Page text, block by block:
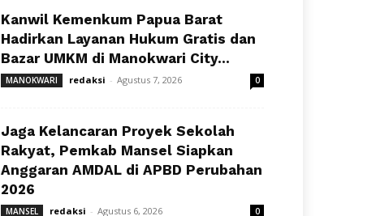
Kanwil Kemenkum Papua Barat
Hadirkan Layanan Hukum Gratis dan
Bazar UMKM di Manokwari City...
MANOKWARI redaksi - Agustus 7, 2026 0
Jaga Kelancaran Proyek Sekolah
Rakyat, Pemkab Mansel Siapkan
Anggaran AMDAL di APBD Perubahan
2026
MANSEL redaksi - Agustus 6, 2026 0